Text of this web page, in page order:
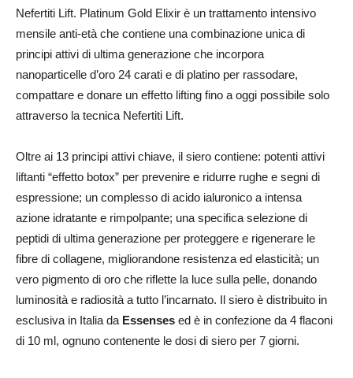
Nefertiti Lift. Platinum Gold Elixir è un trattamento intensivo
mensile anti-età che contiene una combinazione unica di
principi attivi di ultima generazione che incorpora
nanoparticelle d’oro 24 carati e di platino per rassodare,
compattare e donare un effetto lifting fino a oggi possibile solo
attraverso la tecnica Nefertiti Lift.
Oltre ai 13 principi attivi chiave, il siero contiene: potenti attivi
liftanti “effetto botox” per prevenire e ridurre rughe e segni di
espressione; un complesso di acido ialuronico a intensa
azione idratante e rimpolpante; una specifica selezione di
peptidi di ultima generazione per proteggere e rigenerare le
fibre di collagene, migliorandone resistenza ed elasticità; un
vero pigmento di oro che riflette la luce sulla pelle, donando
luminosità e radiosità a tutto l’incarnato. Il siero è distribuito in
esclusiva in Italia da Essenses ed è in confezione da 4 flaconi
di 10 ml, ognuno contenente le dosi di siero per 7 giorni.